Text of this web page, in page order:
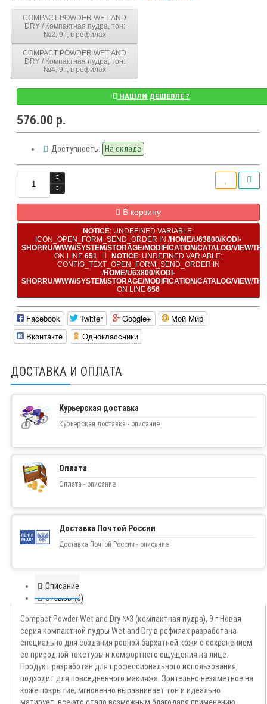
COMPACT POWDER WET AND
DRY / Компактная пудра, тон:
№2, 9 г, в рефилах
COMPACT POWDER WET AND
DRY / Компактная пудра, тон:
№4, 9 г, в рефилах
НАШЛИ ДЕШЕВЛЕ ?
576.00 р.
Доступность: На складе
В корзину
NOTICE: UNDEFINED VARIABLE:
ICON_OPEN_FORM_SEND_ORDER IN /HOME/U63800/KODI-
SHOP.RU/WWW/SYSTEM/STORAGE/MODIFICATION/CATALOG/VIEW/
ON LINE 651 NOTICE: UNDEFINED VARIABLE:
CONFIG_TEXT_OPEN_FORM_SEND_ORDER IN
/HOME/U63800/KODI-
SHOP.RU/WWW/SYSTEM/STORAGE/MODIFICATION/CATALOG/VIEW/
ON LINE 656
Facebook Twitter Google+
Мой Мир
Вконтакте
Одноклассники
ДОСТАВКА И ОПЛАТА
Курьерская доставка
Курьерская доставка - описание
Оплата
Оплата - описание
Доставка Почтой России
Доставка Почтой России - описание
Описание
Отзывы (0)
Compact Powder Wet and Dry №3 (компактная пудра), 9 г Новая
серия компактной пудры Wet and Dry в рефилах разработана
специально для создания ровной бархатной кожи с сохранением
ее природной текстуры и комфортного ощущения на лице.
Продукт разработан для профессионального использования,
подходит для повседневного макияжа. Зрительно незаметное на
коже покрытие, мгновенно выравнивает тон и идеально
матирует, все это стало возможным благодаря применению